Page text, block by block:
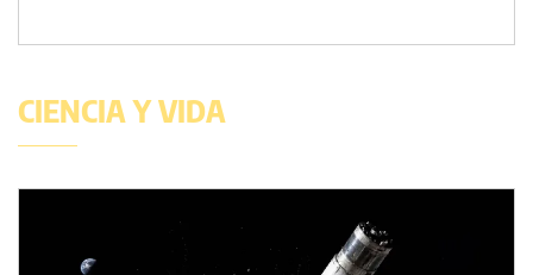
CIENCIA Y VIDA